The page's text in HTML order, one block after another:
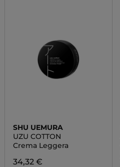
SHU UEMURA
UZU COTTON
Crema Leggera
34,32 €